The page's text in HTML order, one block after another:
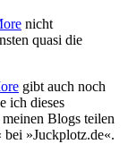
nicht
quasi die
gibt auch noch
ich dieses
Blogs teilen
»Juckplotz.de«.